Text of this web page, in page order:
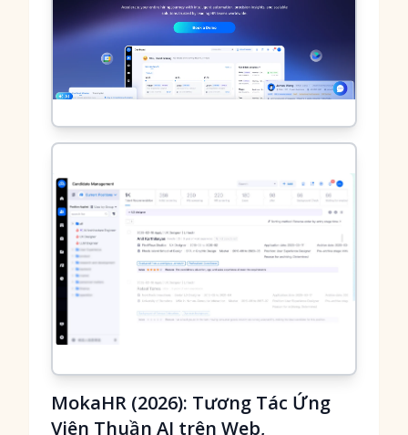
MokaHR (2026): Tương Tác Ứng
Viên Thuần AI trên Web,